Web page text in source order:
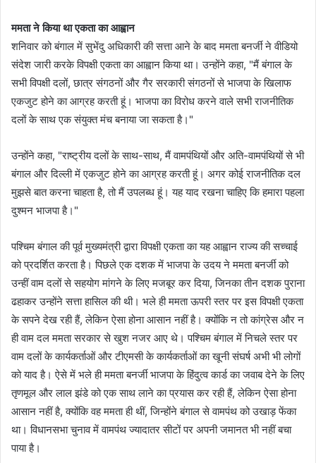
ममता ने किया था एकता का आह्वान
शनिवार को बंगाल में सुभेंदु अधिकारी की सत्ता आने के बाद ममता बनर्जी ने वीडियो
संदेश जारी करके विपक्षी एकता का आह्वान किया था। उन्होंने कहा, "मैं बंगाल के
सभी विपक्षी दलों, छात्र संगठनों और गैर सरकारी संगठनों से भाजपा के खिलाफ
एकजुट होने का आग्रह करती हूं। भाजपा का विरोध करने वाले सभी राजनीतिक
दलों के साथ एक संयुक्त मंच बनाया जा सकता है।"
उन्होंने कहा, "राष्ट्रीय दलों के साथ-साथ, मैं वामपंथियों और अति-वामपंथियों से भी
बंगाल और दिल्ली में एकजुट होने का आग्रह करती हूं। अगर कोई राजनीतिक दल
मुझसे बात करना चाहता है, तो मैं उपलब्ध हूं। यह याद रखना चाहिए कि हमारा पहला
दुश्मन भाजपा है।"
पश्चिम बंगाल की पूर्व मुख्यमंत्री द्वारा विपक्षी एकता का यह आह्वान राज्य की सच्चाई
को प्रदर्शित करता है। पिछले एक दशक में भाजपा के उदय ने ममता बनर्जी को
उन्हीं वाम दलों से सहयोग मांगने के लिए मजबूर कर दिया, जिनका तीन दशक पुराना
ढहाकर उन्होंने सत्ता हासिल की थी। भले ही ममता ऊपरी स्तर पर इस विपक्षी एकता
के सपने देख रही हैं, लेकिन ऐसा होना आसान नहीं है। क्योंकि न तो कांग्रेस और न
ही वाम दल ममता सरकार से खुश नजर आए थे। पश्चिम बंगाल में निचले स्तर पर
वाम दलों के कार्यकर्ताओं और टीएमसी के कार्यकर्ताओं का खूनी संघर्ष अभी भी लोगों
को याद है। ऐसे में भले ही ममता बनर्जी भाजपा के हिंदुत्व कार्ड का जवाब देने के लिए
तृणमूल और लाल झंडे को एक साथ लाने का प्रयास कर रही हैं, लेकिन ऐसा होना
आसान नहीं है, क्योंकि वह ममता ही थीं, जिन्होंने बंगाल से वामपंथ को उखाड़ फेंका
था। विधानसभा चुनाव में वामपंथ ज्यादातर सीटों पर अपनी जमानत भी नहीं बचा
पाया है।